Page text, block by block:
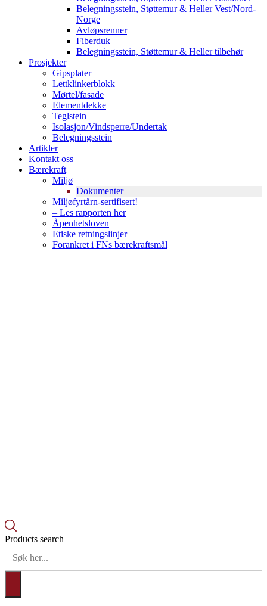
Belegningsstein, Støttemur & Heller Vest/Nord-
Norge
Avløpsrenner
Fiberduk
Belegningsstein, Støttemur & Heller tilbehør
Prosjekter
Gipsplater
Lettklinkerblokk
Mørtel/fasade
Elementdekke
Teglstein
Isolasjon/Vindsperre/Undertak
Belegningsstein
Artikler
Kontakt oss
Bærekraft
Miljø
Dokumenter
Miljøfyrtårn-sertifisert!
– Les rapporten her
Åpenhetsloven
Etiske retningslinjer
Forankret i FNs bærekraftsmål
Products search